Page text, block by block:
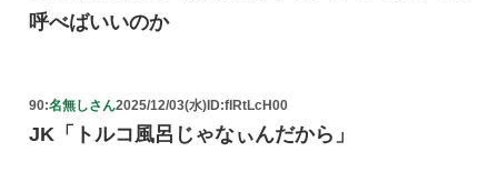
呼べばいいのか
90:名無しさん2025/12/03(水)ID:fIRtLcH00
JK「トルコ風呂じゃなぃんだから」